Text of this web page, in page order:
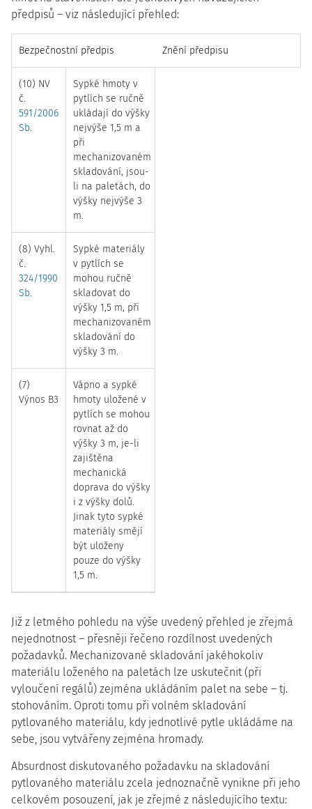
předpisů – viz následující přehled:
Bezpečnostní předpis Znění předpisu
(10) NV
č.
591/2006
Sb.
Sypké hmoty v
pytlích se ručně
ukládají do výšky
nejvýše 1,5 m a
při
mechanizovaném
skladování, jsou-
li na paletách, do
výšky nejvýše 3
m.
(8) Vyhl.
č.
324/1990
Sb.
Sypké materiály
v pytlích se
mohou ručně
skladovat do
výšky 1,5 m, při
mechanizovaném
skladování do
výšky 3 m.
(7)
Výnos B3
Vápno a sypké
hmoty uložené v
pytlích se mohou
rovnat až do
výšky 3 m, je-li
zajištěna
mechanická
doprava do výšky
i z výšky dolů.
Jinak tyto sypké
materiály smějí
být uloženy
pouze do výšky
1,5 m.
Již z letmého pohledu na výše uvedený přehled je zřejmá
nejednotnost – přesněji řečeno rozdílnost uvedených
požadavků. Mechanizované skladování jakéhokoliv
materiálu loženého na paletách lze uskutečnit (při
vyloučení regálů) zejména ukládáním palet na sebe – tj.
stohováním. Oproti tomu při volném skladování
pytlovaného materiálu, kdy jednotlivé pytle ukládáme na
sebe, jsou vytvářeny zejména hromady.
Absurdnost diskutovaného požadavku na skladování
pytlovaného materiálu zcela jednoznačně vynikne při jeho
celkovém posouzení, jak je zřejmé z následujícího textu: